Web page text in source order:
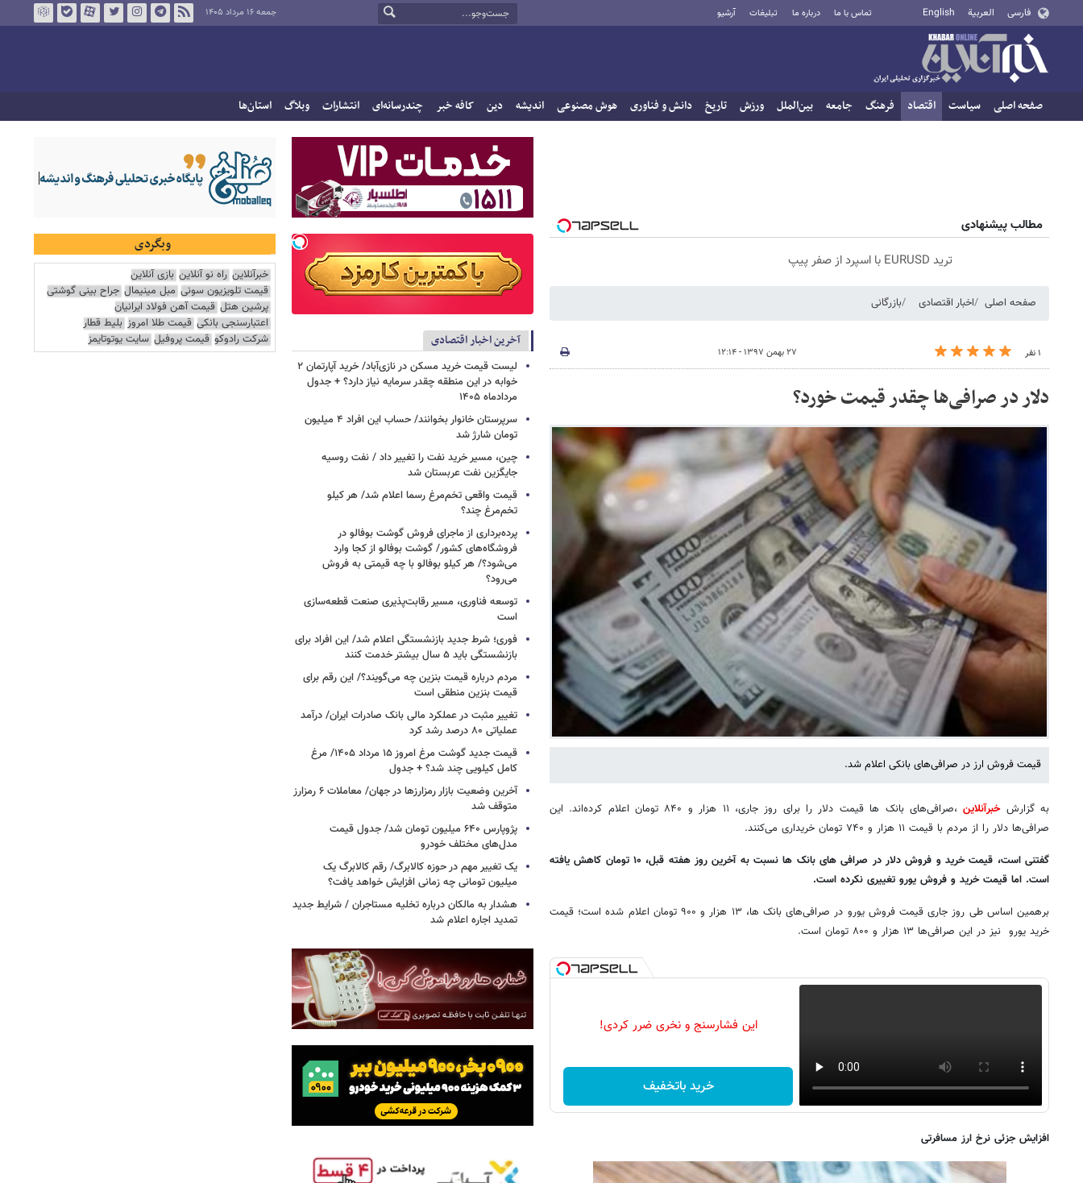
فارسی العربية English تماس با ما درباره ما تبلیغات آرشیو جمعه ۱۶ مرداد ۱۴۰۵
صفحه اصلی سیاست اقتصاد فرهنگ جامعه بین‌الملل ورزش تاریخ دانش و فناوری هوش مصنوعی اندیشه دین کافه خبر چندرسانه‌ای انتشارات وبلاگ استان‌ها
مطالب پیشنهادی
ترید EURUSD با اسپرد از صفر پیپ
صفحه اصلی اخبار اقتصادی بازرگانی
۱ نفر ۲۷ بهمن ۱۳۹۷ - ۱۲:۱۴
دلار در صرافی‌ها چقدر قیمت خورد؟
قیمت فروش ارز در صرافی‌های بانکی اعلام شد.
به گزارشخبرآنلاین
،صرافی‌های بانک ها قیمت دلار را برای روز جاری، ۱۱ هزار و ۸۴۰ تومان اعلام کرده‌اند. این
صرافی‌ها دلار را از مردم با قیمت ۱۱ هزار و ۷۴۰ تومان خریداری می‌کنند.
گفتنی است، قیمت خرید و فروش دلار در صرافی های بانک ها نسبت به آخرین روز هفته قبل، ۱۰ تومان کاهش یافته
است. اما قیمت خرید و فروش یورو تغییری نکرده است.
برهمین اساس طی روز جاری قیمت فروش یورو در صرافی‌های بانک ها، ۱۳ هزار و ۹۰۰ تومان اعلام شده است؛ قیمت
خرید یورو نیز در این صرافی‌ها ۱۳ هزار و ۸۰۰ تومان است.
این فشارسنج و نخری ضرر کردی!
خرید باتخفیف
افزایش جزئی نرخ ارز مسافرتی
آخرین اخبار اقتصادی
لیست قیمت خرید مسکن در نازی‌آباد/ خرید آپارتمان ۲
خوابه در این منطقه چقدر سرمایه نیاز دارد؟ + جدول
مردادماه ۱۴۰۵
سرپرستان خانوار بخوانند/ حساب این افراد ۴ میلیون
تومان شارژ شد
چین، مسیر خرید نفت را تغییر داد / نفت روسیه
جایگزین نفت عربستان شد
قیمت واقعی تخم‌مرغ رسما اعلام شد/ هر کیلو
تخم‌مرغ چند؟
پرده‌برداری از ماجرای فروش گوشت بوفالو در
فروشگاه‌های کشور/ گوشت بوفالو از کجا وارد
می‌شود؟/ هر کیلو بوفالو با چه قیمتی به فروش
می‌رود؟
توسعه فناوری، مسیر رقابت‌پذیری صنعت قطعه‌سازی
است
فوری؛ شرط جدید بازنشستگی اعلام شد/ این افراد برای
بازنشستگی باید ۵ سال بیشتر خدمت کنند
مردم درباره قیمت بنزین چه می‌گویند؟/ این رقم برای
قیمت بنزین منطقی است
تغییر مثبت در عملکرد مالی بانک صادرات ایران/ درآمد
عملیاتی ۸۰ درصد رشد کرد
قیمت جدید گوشت مرغ امروز ۱۵ مرداد ۱۴۰۵/ مرغ
کامل کیلویی چند شد؟ + جدول
آخرین وضعیت بازار رمزارزها در جهان/ معاملات ۶ رمزارز
متوقف شد
پژوپارس ۶۴۰ میلیون تومان شد/ جدول قیمت
مدل‌های مختلف خودرو
یک تغییر مهم در حوزه کالابرگ/ رقم کالابرگ یک
میلیون تومانی چه زمانی افزایش خواهد یافت؟
هشدار به مالکان درباره تخلیه مستاجران / شرایط جدید
تمدید اجاره اعلام شد
وبگردی
خبرآنلاین راه نو آنلاین بازی آنلاین
قیمت تلویزیون سونی مبل مینیمال جراح بینی گوشتی
پرشین هتل قیمت آهن فولاد ایرانیان
اعتبارسنجی بانکی قیمت طلا امروز بلیط قطار
شرکت رادوکو قیمت پروفیل سایت یوتوتایمز